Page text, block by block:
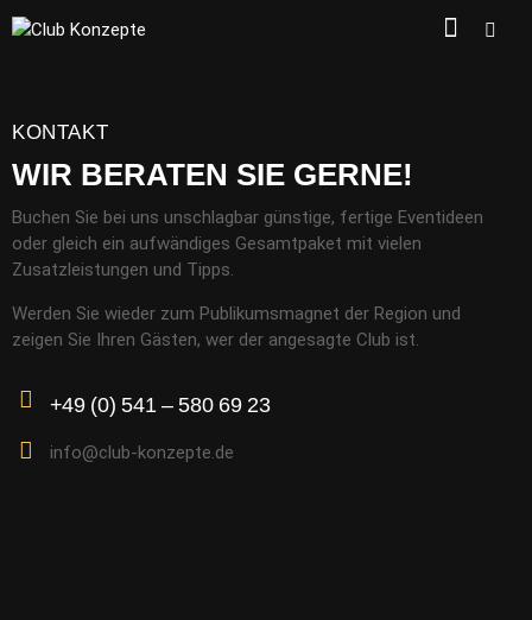
KONTAKT
WIR BERATEN SIE GERNE!
Buchen Sie bei uns unschlagbar günstige, fertige Eventideen
oder gleich ein aufwändiges Gesamtpaket mit vielen
Zusatzleistungen und Tipps.
Werden Sie wieder zum Publikumsmagnet der Region und
zeigen Sie Ihren Gästen, wer der angesagte Club ist.
+49 (0) 541 – 580 69 23
info@club-konzepte.de